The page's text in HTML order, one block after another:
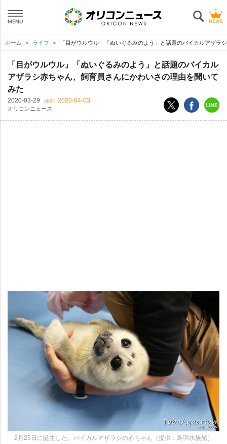
ホーム ライフ 「目がウルウル」「ぬいぐるみのよう」と話題のバイカルアザ
「目がウルウル」「ぬいぐるみのよう」と話題のバイカル
アザラシ赤ちゃん、飼育員さんにかわいさの理由を聞いて
みた
2020-03-29 （更新） 2020-04-03
オリコンニュース
2月25日に誕生した、バイカルアザラシの赤ちゃん（提供：鳥羽水族館）